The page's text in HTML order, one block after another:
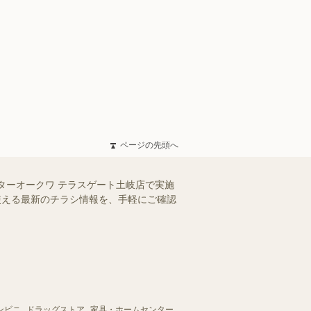
ページの先頭へ
ーオークワ テラスゲート土岐店で実施
る最新のチラシ情報を、手軽にご確認